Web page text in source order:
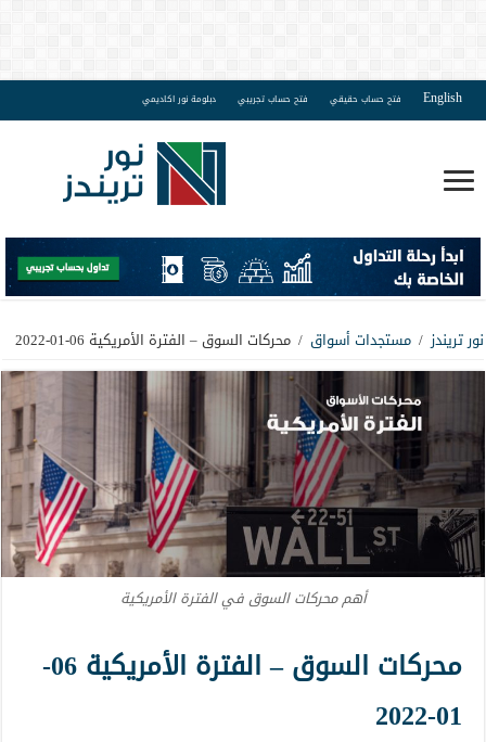
English فتح حساب حقيقي فتح حساب تجريبي دبلومة نور اكاديمي
نور تريندز / مستجدات أسواق / محركات السوق – الفترة الأمريكية 06-01-2022
أهم محركات السوق في الفترة الأمريكية
محركات السوق – الفترة الأمريكية 06-
01-2022